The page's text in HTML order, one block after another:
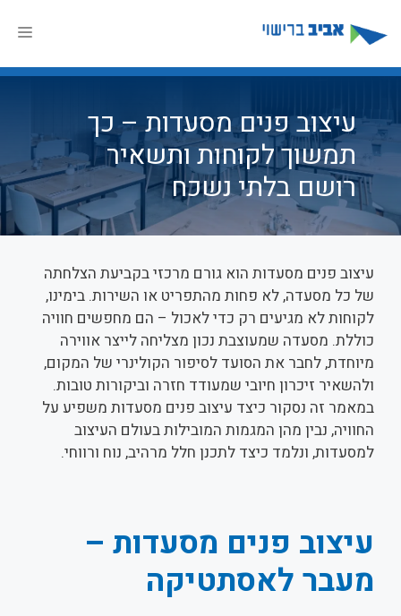
לתוכן
עיצוב פנים מסעדות – כך
תמשוך לקוחות ותשאיר
רושם בלתי נשכח
עיצוב פנים מסעדות הוא גורם מרכזי בקביעת הצלחתה
של כל מסעדה, לא פחות מהתפריט או השירות. בימינו,
לקוחות לא מגיעים רק כדי לאכול – הם מחפשים חוויה
כוללת. מסעדה שמעוצבת נכון מצליחה לייצר אווירה
מיוחדת, לחבר את הסועד לסיפור הקולינרי של המקום,
ולהשאיר זיכרון חיובי שמעודד חזרה וביקורות טובות.
במאמר זה נסקור כיצד עיצוב פנים מסעדות משפיע על
החוויה, נבין מהן המגמות המובילות בעולם העיצוב
למסעדות, ונלמד כיצד לתכנן חלל מרהיב, נוח ורווחי.
עיצוב פנים מסעדות –
מעבר לאסתטיקה